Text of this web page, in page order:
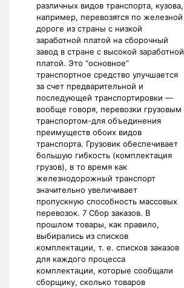
различных видов транспорта, кузова,
например, перевозятся по железной
дороге из страны с низкой
заработной платой на сборочный
завод в стране с высокой заработной
платой. Это “основное”
транспортное средство улучшается
за счет предварительной и
последующей транспортировки —
вообще говоря, перевозки грузовым
транспортом-для объединения
преимуществ обоих видов
транспорта. Грузовик обеспечивает
большую гибкость (комплектация
грузов), в то время как
железнодорожный транспорт
значительно увеличивает
пропускную способность массовых
перевозок. 7 Сбор заказов. В
прошлом товары, как правило,
выбирались из списков
комплектации, т. е. списков заказов
для каждого процесса
комплектации, которые сообщали
сборщику, сколько товаров